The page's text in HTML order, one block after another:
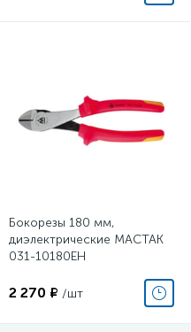
Бокорезы 180 мм,
диэлектрические МАСТАК
031-10180EH
2 270 ₽ /шт